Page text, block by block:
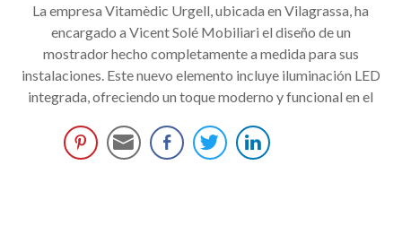
La empresa Vitamèdic Urgell, ubicada en Vilagrassa, ha
encargado a Vicent Solé Mobiliari el diseño de un
mostrador hecho completamente a medida para sus
instalaciones. Este nuevo elemento incluye iluminación LED
integrada, ofreciendo un toque moderno y funcional en el